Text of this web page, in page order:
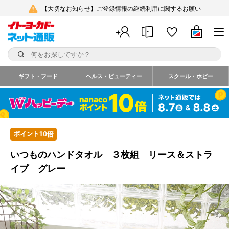
【大切なお知らせ】ご登録情報の継続利用に関するお願い
ギフト・フード ヘルス・ビューティー スクール・ホビー
いつものハンドタオル ３枚組 リース＆ストラ
イプ グレー